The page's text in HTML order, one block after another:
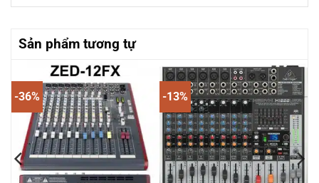
Sản phẩm tương tự
-36% -13%